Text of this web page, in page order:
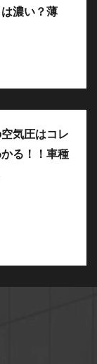
濃い？薄
空気圧はコレ
る！！車種